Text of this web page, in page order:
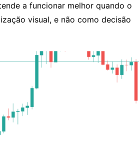
a funcionar melhor quando o
visual, e não como decisão